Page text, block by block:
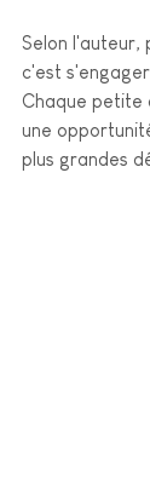
Selon l'auteur,
c'est
Chaque petite
une
plus grandes